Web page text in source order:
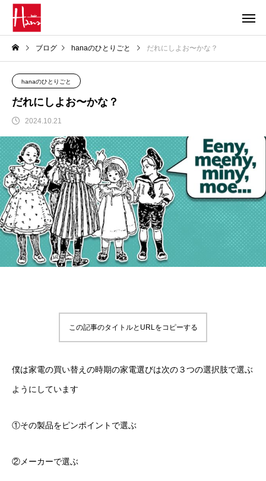
ブログ hanaのひとりごと だれにしよお〜かな？
hanaのひとりごと
だれにしよお〜かな？
2024.10.21
この記事のタイトルとURLをコピーする
僕は家電の買い替えの時期の家電選びは次の３つの選択肢で選ぶ
ようにしています
①その製品をピンポイントで選ぶ
②メーカーで選ぶ